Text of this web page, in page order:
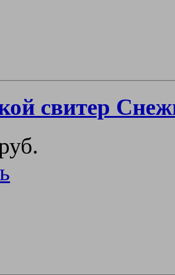
свитер